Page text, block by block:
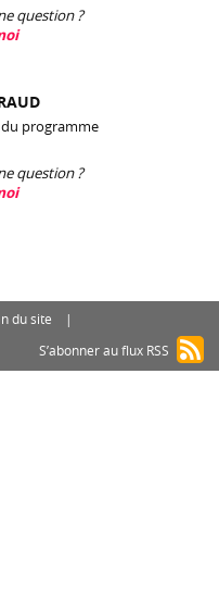
question ?
programme
question ?
du site
S’abonner au flux RSS